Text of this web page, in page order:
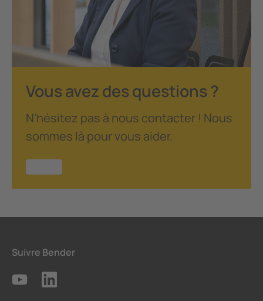
Vous avez des questions ?
N'hésitez pas à nous contacter ! Nous
sommes là pour vous aider.
Suivre Bender